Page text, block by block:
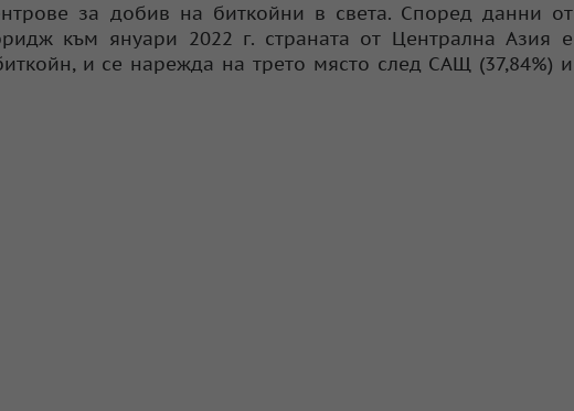
за добив на биткойни в света. Според данни от
към януари 2022 г. страната от Централна Азия е
и се нарежда на трето място след САЩ (37,84%) и